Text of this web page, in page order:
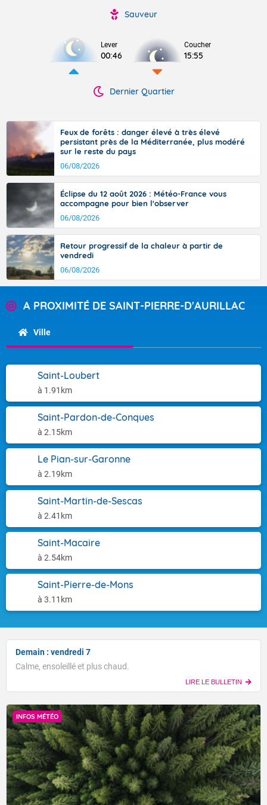
Sauveur
Lever
00:46
Coucher
15:55
Dernier Quartier
Feux de forêts : danger élevé à très élevé
persistant près de la Méditerranée, plus modéré
sur le reste du pays
06/08/2026
Éclipse du 12 août 2026 : Météo-France vous
accompagne pour bien l'observer
06/08/2026
Retour progressif de la chaleur à partir de
vendredi
06/08/2026
A PROXIMITÉ DE SAINT-PIERRE-D'AURILLAC
Ville
Saint-Loubert
à 1.91km
Saint-Pardon-de-Conques
à 2.15km
Le Pian-sur-Garonne
à 2.19km
Saint-Martin-de-Sescas
à 2.41km
Saint-Macaire
à 2.54km
Saint-Pierre-de-Mons
à 3.11km
Demain : vendredi 7
Calme, ensoleillé et plus chaud.
LIRE LE BULLETIN
INFOS MÉTÉO